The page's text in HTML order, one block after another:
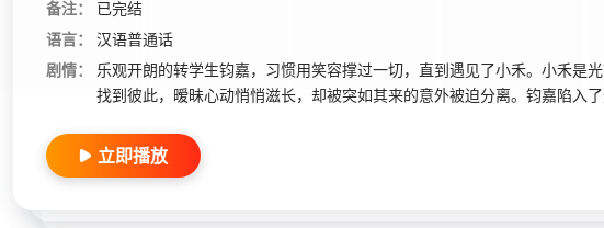
备注：
已完结
语言：
汉语普通话
剧情：
乐观开朗的转学生钧嘉，习惯用笑容撑过一切，直到遇见了小禾。小禾是
找到彼此，暧昧心动悄悄滋长，却被突如其来的意外被迫分离。钧嘉陷入
立即播放